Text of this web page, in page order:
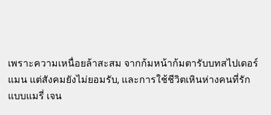
เพราะความเหนื่อยล้าสะสม จากก้มหน้าก้มตารับบทสไปเดอร์
แมน แต่สังคมยังไม่ยอมรับ, และการใช้ชีวิตเหินห่างคนที่รัก
แบบแมรี่ เจน